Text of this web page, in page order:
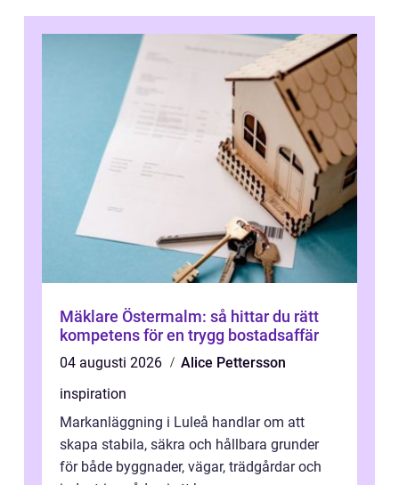
Mäklare Östermalm: så hittar du rätt
kompetens för en trygg bostadsaffär
04 augusti 2026
Alice Pettersson
inspiration
Markanläggning i Luleå handlar om att
skapa stabila, säkra och hållbara grunder
för både byggnader, vägar, trädgårdar och